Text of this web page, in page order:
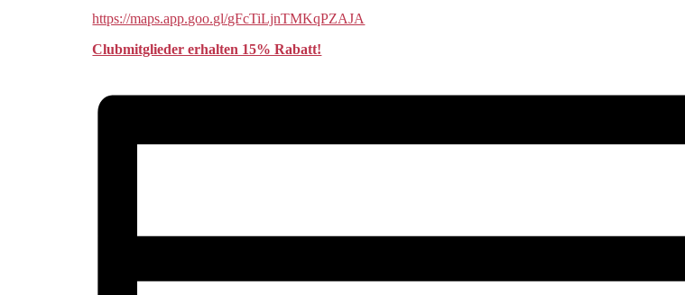
https://maps.app.goo.gl/gFcTiLjnTMKqPZAJA
Clubmitglieder erhalten 15% Rabatt!